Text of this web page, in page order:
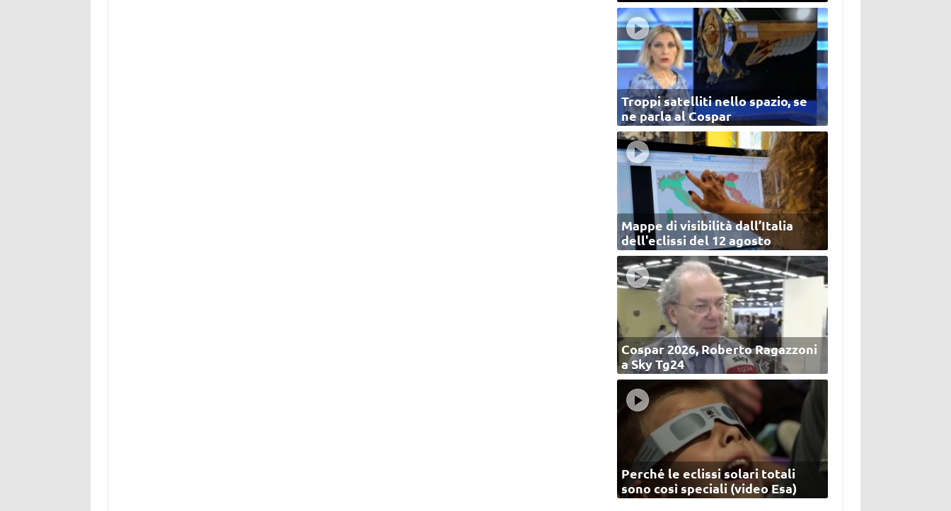
Troppi satelliti nello spazio, se
ne parla al Cospar
Mappe di visibilità dall’Italia
dell'eclissi del 12 agosto
Cospar 2026, Roberto Ragazzoni
a Sky Tg24
Perché le eclissi solari totali
sono così speciali (video Esa)